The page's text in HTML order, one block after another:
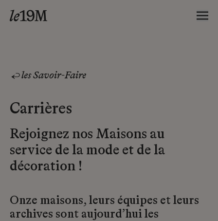
les Savoir-Faire
Carrières
Rejoignez nos Maisons au
service de la mode et de la
décoration !
Onze maisons, leurs équipes et leurs
archives sont aujourd’hui les